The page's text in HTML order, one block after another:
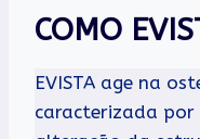
COMO
EVISTA age na
caracterizada por